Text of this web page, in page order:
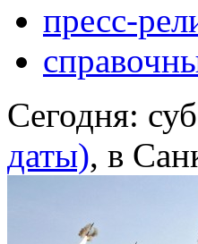
пресс-
Сегодня:
даты), в